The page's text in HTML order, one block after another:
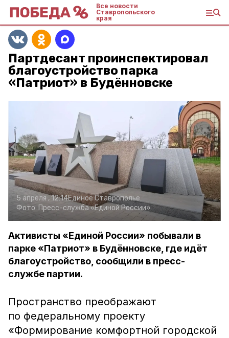
Все новости
Ставропольского
края
Партдесант проинспектировал
благоустройство парка
«Патриот» в Будённовске
5 апреля , 12:14Единое Ставрополье
Фото: Пресс-служба «Единой России»
Активисты «Единой России» побывали в
парке «Патриот» в Будённовске, где идёт
благоустройство, сообщили в пресс-
службе партии.
Пространство преображают
по федеральному проекту
«Формирование комфортной городской